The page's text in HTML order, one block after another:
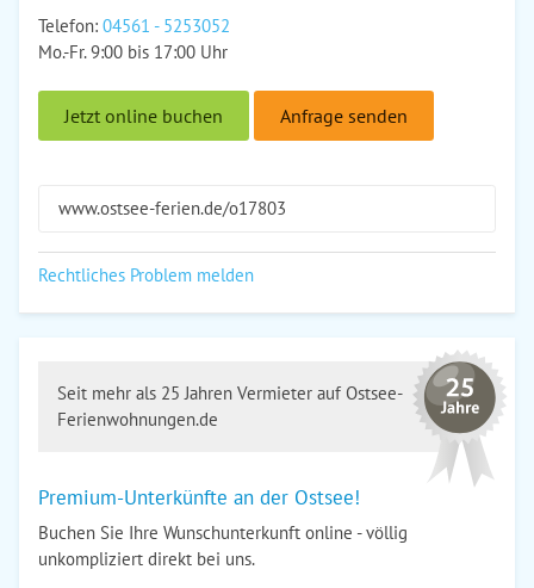
Telefon: 04561 - 5253052
Mo.-Fr. 9:00 bis 17:00 Uhr
Jetzt online buchen Anfrage senden
www.ostsee-ferien.de/o17803
Rechtliches Problem melden
Seit mehr als 25 Jahren Vermieter auf Ostsee-
Ferienwohnungen.de
Premium-Unterkünfte an der Ostsee!
Buchen Sie Ihre Wunschunterkunft online - völlig
unkompliziert direkt bei uns.